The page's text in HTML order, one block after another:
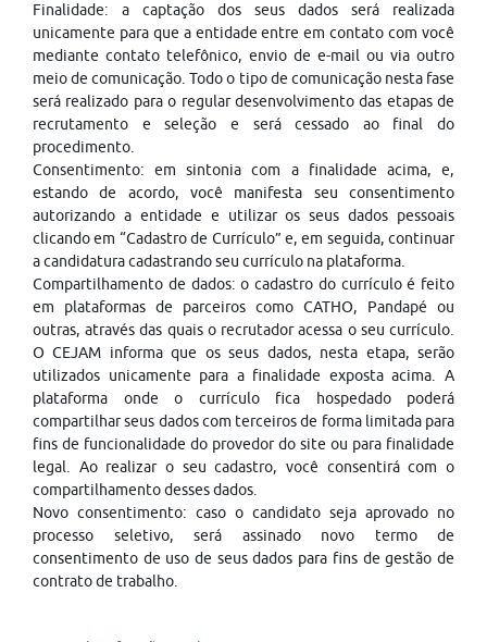
Finalidade: a captação dos seus dados será realizada
unicamente para que a entidade entre em contato com você
mediante contato telefônico, envio de e-mail ou via outro
meio de comunicação. Todo o tipo de comunicação nesta fase
será realizado para o regular desenvolvimento das etapas de
recrutamento e seleção e será cessado ao final do
procedimento.
Consentimento: em sintonia com a finalidade acima, e,
estando de acordo, você manifesta seu consentimento
autorizando a entidade e utilizar os seus dados pessoais
clicando em “Cadastro de Currículo” e, em seguida, continuar
a candidatura cadastrando seu currículo na plataforma.
Compartilhamento de dados: o cadastro do currículo é feito
em plataformas de parceiros como CATHO, Pandapé ou
outras, através das quais o recrutador acessa o seu currículo.
O CEJAM informa que os seus dados, nesta etapa, serão
utilizados unicamente para a finalidade exposta acima. A
plataforma onde o currículo fica hospedado poderá
compartilhar seus dados com terceiros de forma limitada para
fins de funcionalidade do provedor do site ou para finalidade
legal. Ao realizar o seu cadastro, você consentirá com o
compartilhamento desses dados.
Novo consentimento: caso o candidato seja aprovado no
processo seletivo, será assinado novo termo de
consentimento de uso de seus dados para fins de gestão de
contrato de trabalho.